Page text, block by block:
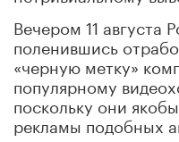
Вечером 11 августа
поленившись
«черную метку»
популярному
поскольку они
рекламы подобных